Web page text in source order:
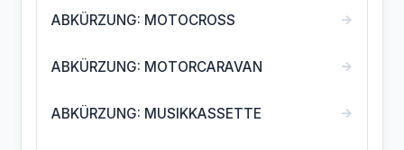
ABKÜRZUNG: MOTOCROSS →
ABKÜRZUNG: MOTORCARAVAN →
ABKÜRZUNG: MUSIKKASSETTE →